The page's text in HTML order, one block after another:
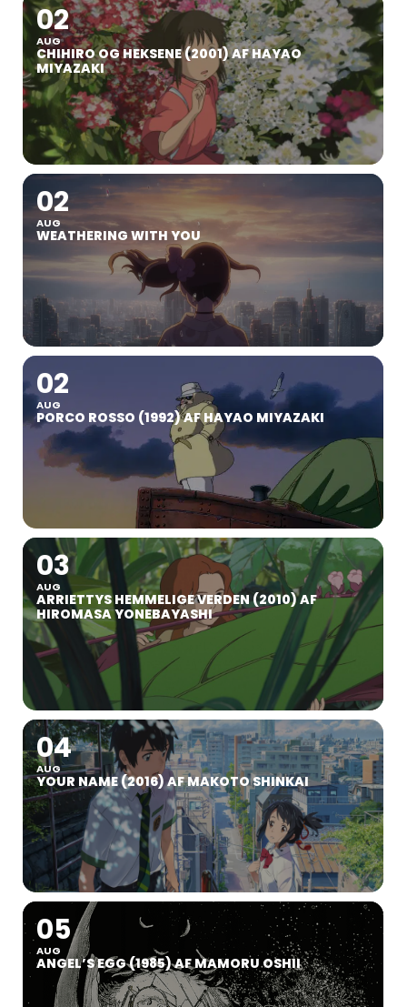
02
AUG
CHIHIRO OG HEKSENE (2001) AF HAYAO
MIYAZAKI
02
AUG
WEATHERING WITH YOU
02
AUG
PORCO ROSSO (1992) AF HAYAO MIYAZAKI
03
AUG
ARRIETTYS HEMMELIGE VERDEN (2010) AF
HIROMASA YONEBAYASHI
04
AUG
YOUR NAME (2016) AF MAKOTO SHINKAI
05
AUG
ANGEL’S EGG (1985) AF MAMORU OSHII